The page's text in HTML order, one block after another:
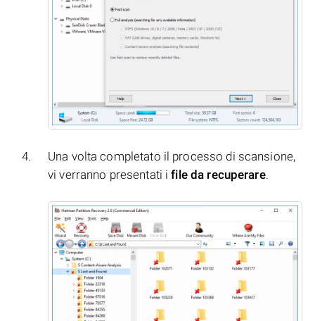
Una volta completato il processo di scansione,
vi verranno presentati ifile da recuperare.